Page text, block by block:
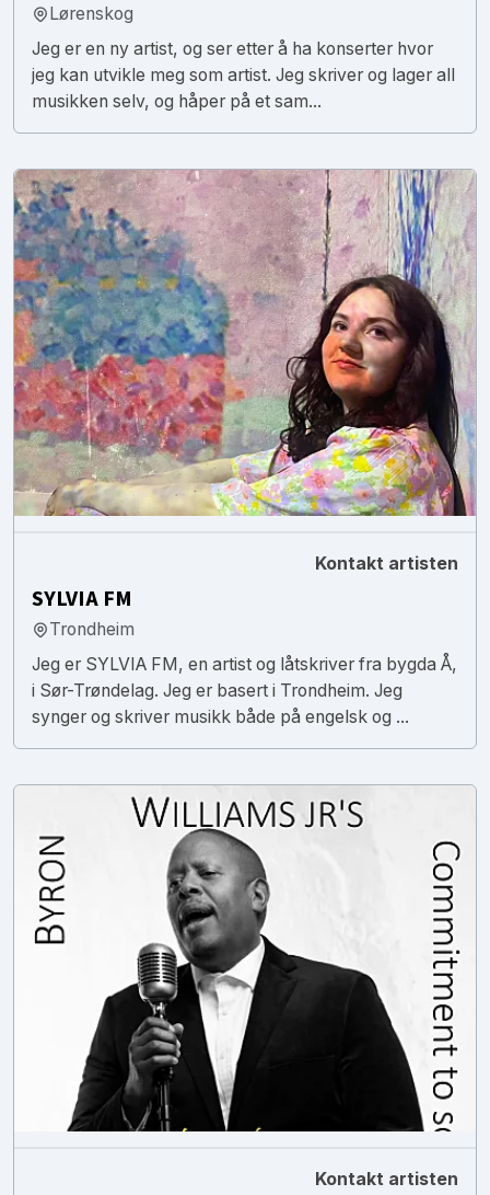
Lørenskog
Jeg er en ny artist, og ser etter å ha konserter hvor
jeg kan utvikle meg som artist. Jeg skriver og lager all
musikken selv, og håper på et sam...
Kontakt artisten
SYLVIA FM
Trondheim
Jeg er SYLVIA FM, en artist og låtskriver fra bygda Å,
i Sør-Trøndelag. Jeg er basert i Trondheim. Jeg
synger og skriver musikk både på engelsk og ...
Kontakt artisten